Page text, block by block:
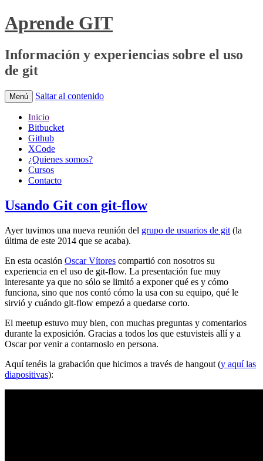
Aprende GIT
Información y experiencias sobre el uso
de git
Menú Saltar al contenido
Inicio
Bitbucket
Github
XCode
¿Quienes somos?
Cursos
Contacto
Usando Git con git-flow
Ayer tuvimos una nueva reunión del grupo de usuarios de git (la
última de este 2014 que se acaba).
En esta ocasión Oscar Vítores compartió con nosotros su
experiencia en el uso de git-flow. La presentación fue muy
interesante ya que no sólo se limitó a exponer qué es y cómo
funciona, sino que nos contó cómo la usa con su equipo, qué le
sirvió y cuándo git-flow empezó a quedarse corto.
El meetup estuvo muy bien, con muchas preguntas y comentarios
durante la exposición. Gracias a todos los que estuvisteis allí y a
Oscar por venir a contarnoslo en persona.
Aquí tenéis la grabación que hicimos a través de hangout (y aquí las
diapositivas):